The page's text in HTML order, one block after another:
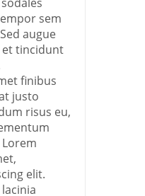
sem
augue
et tincidunt
finibus
justo
risus eu,
elit.